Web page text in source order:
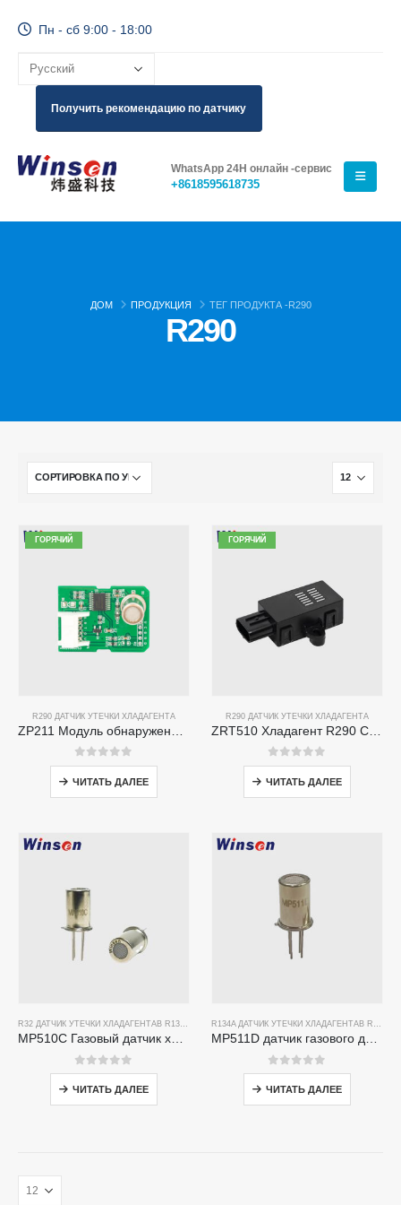
Пн - сб 9:00 - 18:00
Получить рекомендацию по датчику
WhatsApp 24H онлайн -сервис
+8618595618735
ДОМ ПРОДУКЦИЯ ТЕГ ПРОДУКТА -R290
R290
ГОРЯЧИЙ
R290 ДАТЧИК УТЕЧКИ ХЛАДАГЕНТА
0из 5
ЧИТАТЬ ДАЛЕЕ
ГОРЯЧИЙ
R290 ДАТЧИК УТЕЧКИ ХЛАДАГЕНТА
0из 5
ЧИТАТЬ ДАЛЕЕ
R32 ДАТЧИК УТЕЧКИ ХЛАДАГЕНТАВ R134A ДАТЧИК УТЕЧКИ ХЛАДАГЕНТА ВR290 ДАТЧИК
MP510C Газовый датчик хладагента | Высокочувствительное обнаружение утечки Freon для R32, R134A, R410A, R290
0из 5
ЧИТАТЬ ДАЛЕЕ
R134A ДАТЧИК УТЕЧКИ ХЛАДАГЕНТАВ R290 ДАТЧИК УТЕЧКИ ХЛАДАГЕНТА
MP511D датчик газового датчика хладагента-датчик на основе полупроводников для обнаружения утечки хладагента
0из 5
ЧИТАТЬ ДАЛЕЕ